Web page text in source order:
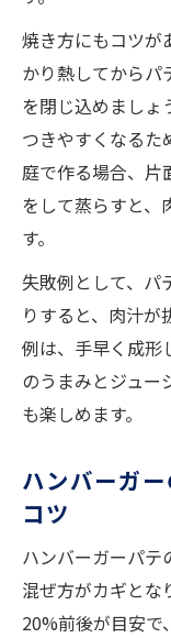
焼き方にもコツが
かり熱してからパ
を閉じ込めまし
つきやすくなるた
庭で作る場合、片
をして蒸らすと、
す。
失敗例として、パ
りすると、肉汁が
例は、手早く成形
のうまみとジュー
も楽しめます。
ハンバーガ
コツ
ハンバーガーパテ
混ぜ方がカギとな
20%前後が目安で